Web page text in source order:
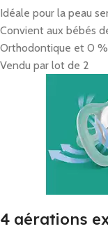
Idéale pour la peau
Convient aux bébés
Orthodontique et 0
Vendu par lot de 2
4 aérations